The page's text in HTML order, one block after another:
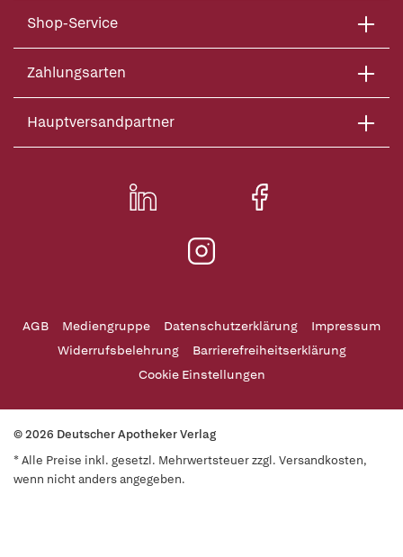
Shop-Service
Zahlungsarten
Hauptversandpartner
AGB Mediengruppe Datenschutzerklärung
Impressum
Widerrufsbelehrung
Barrierefreiheitserklärung
Cookie Einstellungen
© 2026 Deutscher Apotheker Verlag
* Alle Preise inkl. gesetzl. Mehrwertsteuer zzgl. Versandkosten,
wenn nicht anders angegeben.